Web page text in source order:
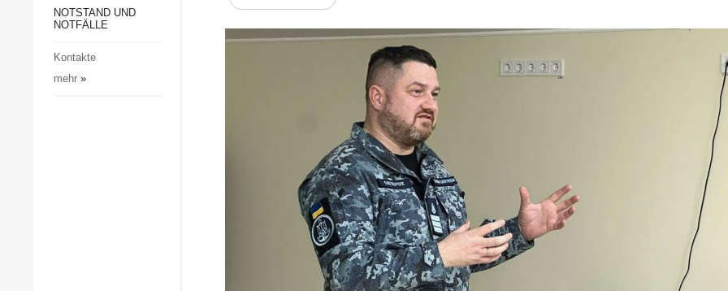
Gesellschaft und Kultur
NOTSTAND UND
NOTFÄLLE
Kontakte
mehr»